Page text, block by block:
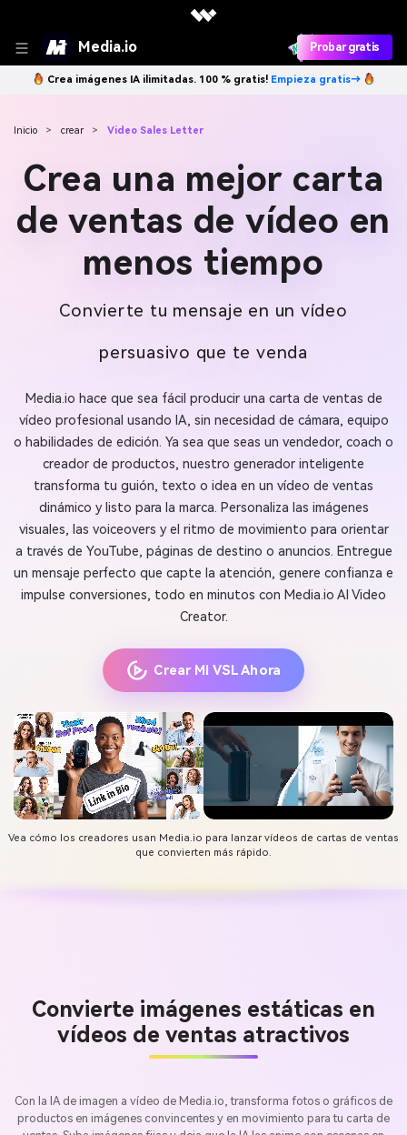
Media.io Probar gratis
Crea imágenes IA ilimitadas. 100 % gratis! Empieza gratis→
Inicio > crear > Video Sales Letter
Crea una mejor carta
de ventas de vídeo en
menos tiempo
Convierte tu mensaje en un vídeo
persuasivo que te venda
Media.io hace que sea fácil producir una carta de ventas de
vídeo profesional usando IA, sin necesidad de cámara, equipo
o habilidades de edición. Ya sea que seas un vendedor, coach o
creador de productos, nuestro generador inteligente
transforma tu guión, texto o idea en un vídeo de ventas
dinámico y listo para la marca. Personaliza las imágenes
visuales, las voiceovers y el ritmo de movimiento para orientar
a través de YouTube, páginas de destino o anuncios. Entregue
un mensaje perfecto que capte la atención, genere confianza e
impulse conversiones, todo en minutos con Media.io AI Video
Creator.
Crear Mi VSL Ahora
Vea cómo los creadores usan Media.io para lanzar vídeos de cartas de ventas
que convierten más rápido.
Convierte imágenes estáticas en
vídeos de ventas atractivos
Con la IA de imagen a vídeo de Media.io, transforma fotos o gráficos de
productos en imágenes convincentes y en movimiento para tu carta de